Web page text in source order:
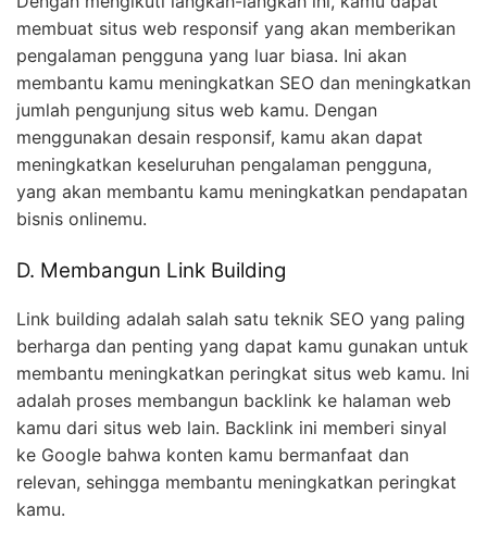
membuat situs web responsif yang akan memberikan
pengalaman pengguna yang luar biasa. Ini akan
membantu kamu meningkatkan SEO dan meningkatkan
jumlah pengunjung situs web kamu. Dengan
menggunakan desain responsif, kamu akan dapat
meningkatkan keseluruhan pengalaman pengguna,
yang akan membantu kamu meningkatkan pendapatan
bisnis onlinemu.
D. Membangun Link Building
Link building adalah salah satu teknik SEO yang paling
berharga dan penting yang dapat kamu gunakan untuk
membantu meningkatkan peringkat situs web kamu. Ini
adalah proses membangun backlink ke halaman web
kamu dari situs web lain. Backlink ini memberi sinyal
ke Google bahwa konten kamu bermanfaat dan
relevan, sehingga membantu meningkatkan peringkat
kamu.